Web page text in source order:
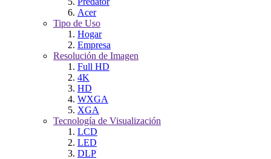
Acer
Tipo de Uso
Hogar
Empresa
Resolución de Imagen
Full HD
4K
HD
WXGA
XGA
Tecnología de Visualización
LCD
LED
DLP